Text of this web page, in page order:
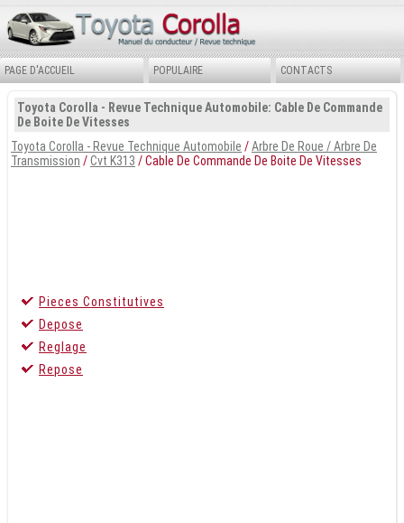
PAGE D'ACCUEIL POPULAIRE CONTACTS
Toyota Corolla - Revue Technique Automobile: Cable De Commande
De Boite De Vitesses
Toyota Corolla - Revue Technique Automobile /Arbre De Roue / Arbre De
Transmission /Cvt K313 / Cable De Commande De Boite De Vitesses
Pieces Constitutives
Depose
Reglage
Repose